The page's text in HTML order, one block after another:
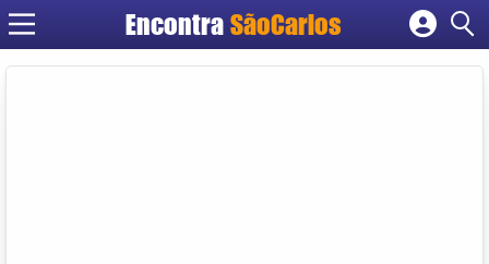
EncontraSãoCarlos
Cadastrar empresa